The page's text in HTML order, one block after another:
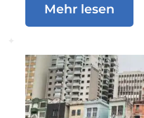
Mehr lesen